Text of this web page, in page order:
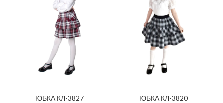
ЮБКА КЛ-3827 ЮБКА КЛ-3820